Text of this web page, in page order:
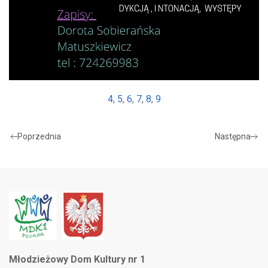
4, 5, 6, 7, 8, 9
Poprzednia Następna
Młodzieżowy Dom Kultury nr 1